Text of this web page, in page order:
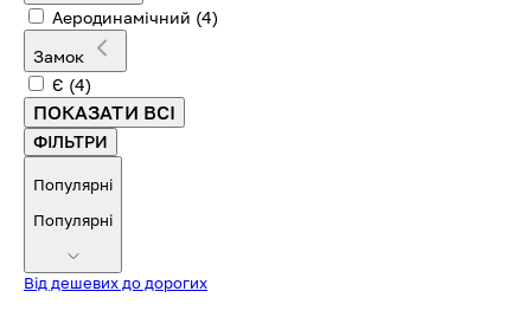
Аеродинамічний (4)
Замок
Є (4)
ПОКАЗАТИ ВСІ
ФІЛЬТРИ
Популярні
Популярні
Від дешевих до дорогих